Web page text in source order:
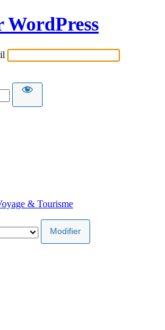
WordPress
& Tourisme